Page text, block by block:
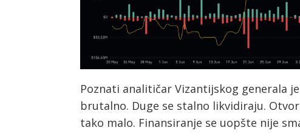
Poznati analitičar Vizantijskog generala
brutalno. Duge se stalno likvidiraju.
tako malo. Finansiranje se uopšte nije